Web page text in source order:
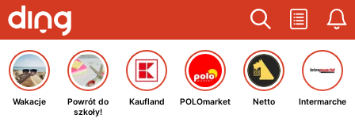
Wakacje
Powrót do
szkoły!
Kaufland POLOmarket Netto Intermarche